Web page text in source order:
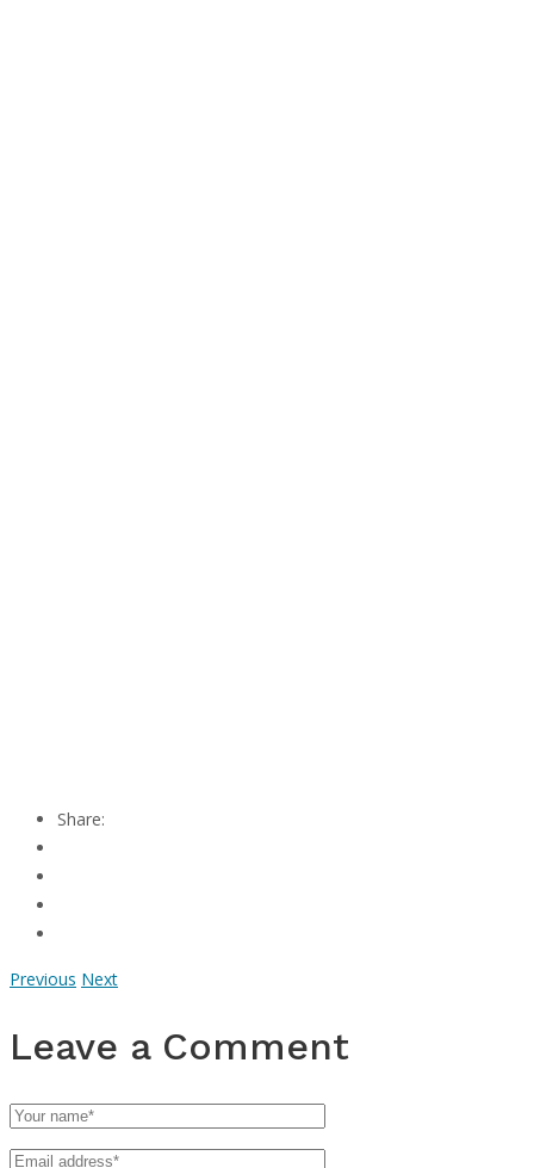
Share:
Previous Next
Leave a Comment